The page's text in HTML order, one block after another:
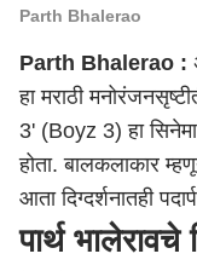
Parth Bhalerao
Parth Bhalerao :
हा मराठी
3' (Boyz 3) हा सिनेमा
होता. बालकलाकार
आता दिग्दर्शनातही
पार्थ भालेरावचे